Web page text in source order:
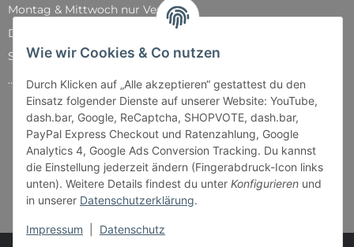
Wie wir Cookies & Co nutzen
Durch Klicken auf „Alle akzeptieren“ gestattest du den
Einsatz folgender Dienste auf unserer Website: YouTube,
dash.bar, Google, ReCaptcha, SHOPVOTE, dash.bar,
PayPal Express Checkout und Ratenzahlung, Google
Analytics 4, Google Ads Conversion Tracking. Du kannst
die Einstellung jederzeit ändern (Fingerabdruck-Icon links
unten). Weitere Details findest du unter Konfigurieren und
in unserer Datenschutzerklärung.
Impressum Datenschutz
Montag & Mittwoch nur Versand
Dienstag, Donnerstag und Freitag: 11:00 - 18:30 Uhr
Samstag: 11:00 - 14:00 Uhr
...und natürlich während unserer Events